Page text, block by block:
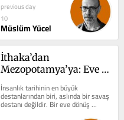
previous day
10
Müslüm Yücel
İthaka’dan
Mezopotamya’ya: Eve
hikâyesi
İnsanlık tarihinin en büyük
destanlarından biri, aslında bir savaş
destanı değildir. Bir eve dönüş
destanıdır. Homeros, Odysseia‘yı...